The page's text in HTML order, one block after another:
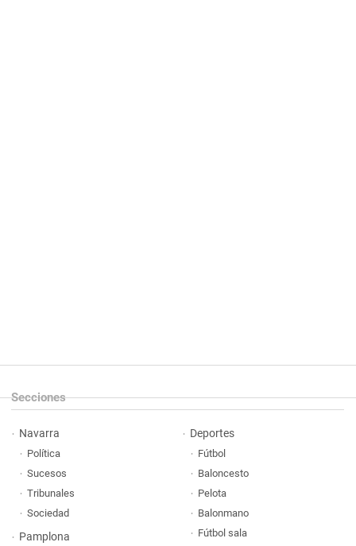
Secciones
Navarra
Política
Sucesos
Tribunales
Sociedad
Pamplona
Deportes
Fútbol
Baloncesto
Pelota
Balonmano
Fútbol sala